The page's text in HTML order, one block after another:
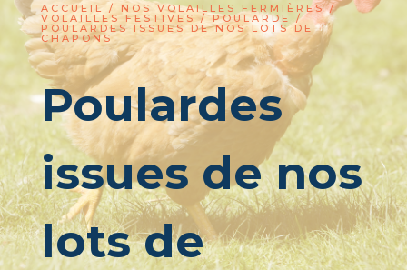
ACCUEIL/ NOS VOLAILLES FERMIÈRES/
VOLAILLES FESTIVES/POULARDE /
POULARDES ISSUES DE NOS LOTS DE
CHAPONS
Poulardes
issues de nos
lots de